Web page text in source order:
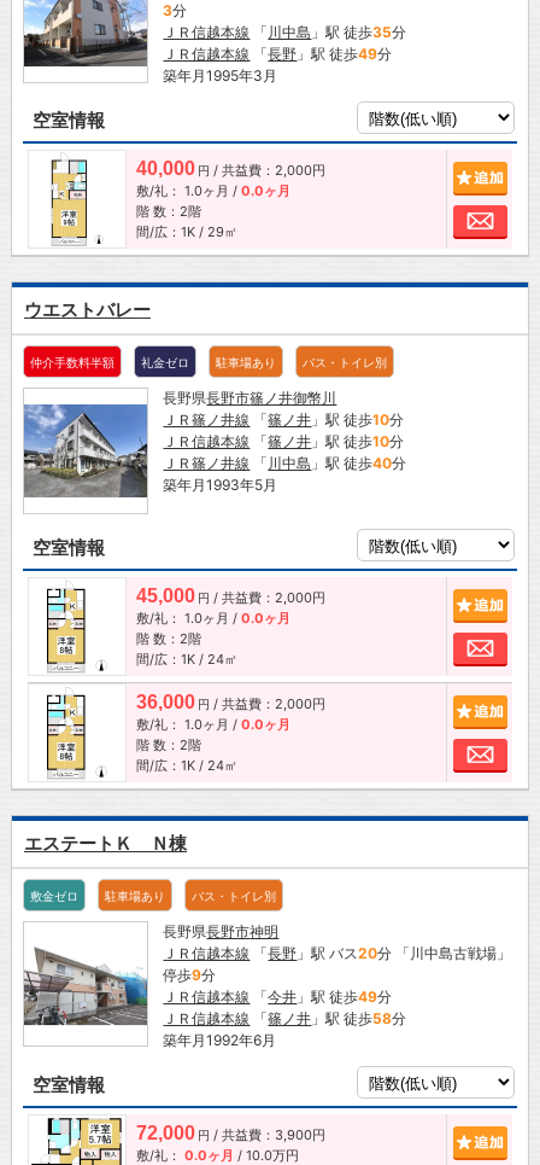
3分
ＪＲ信越本線 「 川中島 」駅 徒歩35分
ＪＲ信越本線 「長野 」駅 徒歩49分
築年月1995年3月
空室情報
40,000 円 / 共益費：2,000円
敷/礼： 1.0ヶ月 / 0.0ヶ月
階 数：2階
間/広：1K / 29㎡
お
ウエストバレー
仲介手数料半額 礼金ゼロ 駐車場あり バス・トイレ別
長野県長野市篠ノ井御幣川
ＪＲ篠ノ井線 「篠ノ井 」駅 徒歩10分
ＪＲ信越本線 「篠ノ井 」駅 徒歩10分
ＪＲ篠ノ井線 「 川中島 」駅 徒歩40分
築年月1993年5月
空室情報
45,000 円 / 共益費：2,000円
敷/礼： 1.0ヶ月 / 0.0ヶ月
階 数：2階
間/広：1K / 24㎡
お
36,000 円 / 共益費：2,000円
敷/礼： 1.0ヶ月 / 0.0ヶ月
階 数：2階
間/広：1K / 24㎡
お
エステートＫ Ｎ棟
敷金ゼロ 駐車場あり バス・トイレ別
長野県長野市神明
ＪＲ信越本線 「長野 」駅 バス20分 「川中島古戦場」
停歩9分
ＪＲ信越本線 「今井 」駅 徒歩49分
ＪＲ信越本線 「篠ノ井 」駅 徒歩58分
築年月1992年6月
空室情報
72,000 円 / 共益費：3,900円
敷/礼： 0.0ヶ月 / 10.0万円